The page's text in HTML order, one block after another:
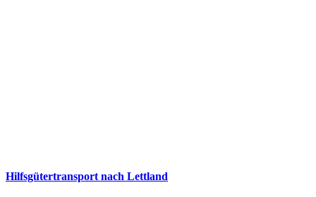
Hilfsgütertransport nach Lettland